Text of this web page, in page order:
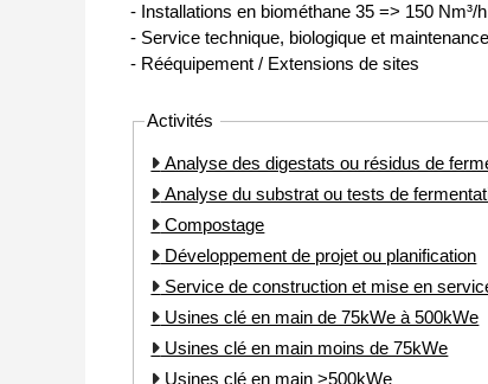
- Installations en biométhane 35 => 150 Nm³/h
- Service technique, biologique et
- Rééquipement / Extensions de sites
Activités
Analyse des digestats ou résidus de
Analyse du substrat ou tests de
Compostage
Développement de projet ou planification
Service de construction et mise en
Usines clé en main de 75kWe à 500kWe
Usines clé en main moins de 75kWe
Usines clé en main >500kWe